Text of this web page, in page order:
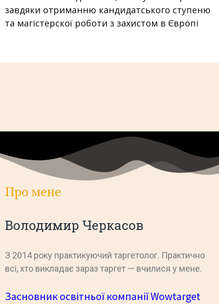
завдяки отриманню кандидатського ступеню
та магістерскої роботи з захистом в Європі
Про мене
Володимир Черкасов
З 2014 року практикуючий таргетолог. Практично
всі, хто викладає зараз таргет — вчилися у мене.
Засновник освітньої компанії Wowtarget